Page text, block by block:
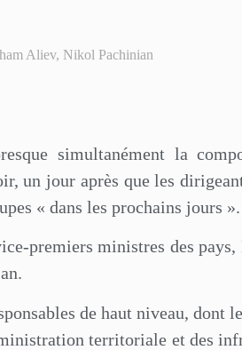
Aliev, Nikol Pachinian
simultanément la
un jour après que les
« dans les prochains jours ».
premiers ministres des
de haut niveau, dont
territoriale et des